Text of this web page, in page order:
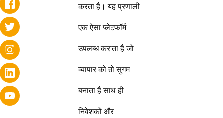
करता है। यह प्रणाली
एक ऐसा प्लेटफॉर्म
उपलब्ध कराता है जो
व्यापार को तो सुगम
बनाता है साथ ही
निवेशकों और